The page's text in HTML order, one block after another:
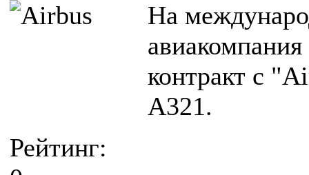
На
контракт с
А321.
Рейтинг: